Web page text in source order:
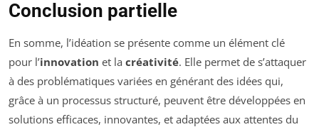
Conclusion partielle
En somme, l’idéation se présente comme un élément clé
pour l’innovation et la créativité. Elle permet de s’attaquer
à des problématiques variées en générant des idées qui,
grâce à un processus structuré, peuvent être développées en
solutions efficaces, innovantes, et adaptées aux attentes du